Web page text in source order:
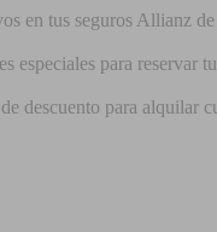
en tus seguros Allianz
especiales para reservar
descuento para alquilar